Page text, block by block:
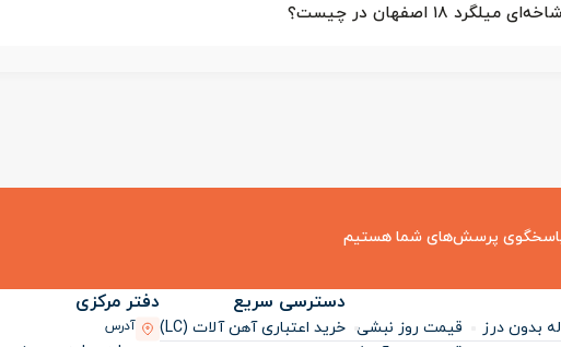
۱۸ اصفهان در چیست؟
پرسش‌های شما هستیم
بدون درز
قیمت روز نبشی
دسترسی سریع
خرید اعتباری آهن آلات (LC)
دفتر مرکزی
آدرس